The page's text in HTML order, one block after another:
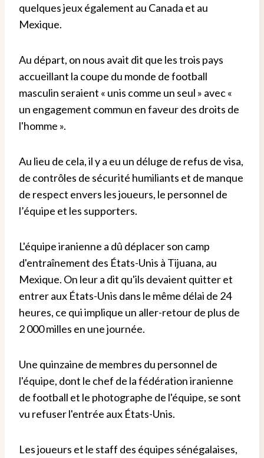
quelques jeux également au Canada et au
Mexique.
Au départ, on nous avait dit que les trois pays
accueillant la coupe du monde de football
masculin seraient « unis comme un seul » avec «
un engagement commun en faveur des droits de
l'homme ».
Au lieu de cela, il y a eu un déluge de refus de visa,
de contrôles de sécurité humiliants et de manque
de respect envers les joueurs, le personnel de
l’équipe et les supporters.
L'équipe iranienne a dû déplacer son camp
d'entraînement des États-Unis à Tijuana, au
Mexique. On leur a dit qu'ils devaient quitter et
entrer aux États-Unis dans le même délai de 24
heures, ce qui implique un aller-retour de plus de
2 000 milles en une journée.
Une quinzaine de membres du personnel de
l'équipe, dont le chef de la fédération iranienne
de football et le photographe de l'équipe, se sont
vu refuser l'entrée aux États-Unis.
Les joueurs et le staff des équipes sénégalaises,